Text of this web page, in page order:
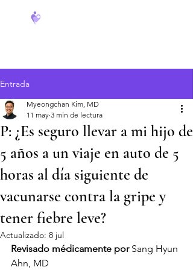
Entrada
P: ¿Es seguro llevar a mi hijo de
5 años a un viaje en auto de 5
horas al día siguiente de
vacunarse contra la gripe y
tener fiebre leve?
Myeongchan Kim, MD
11 may 3 min de lectura
Actualizado: 8 jul
Revisado médicamente por Sang Hyun
Ahn, MD